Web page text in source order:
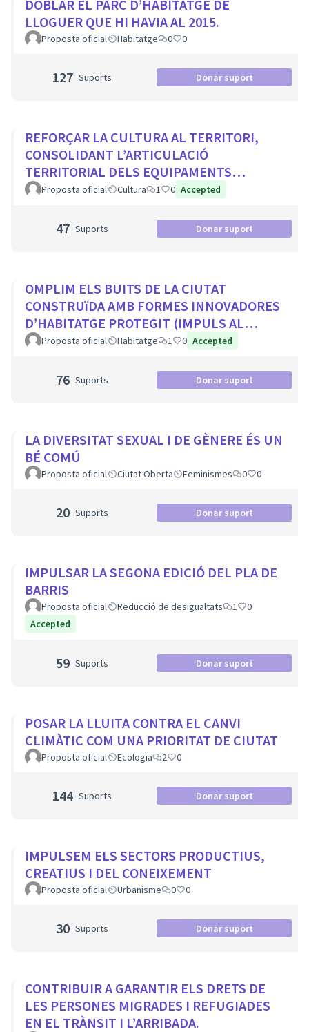
DOBLAR EL PARC D’HABITATGE DE
LLOGUER QUE HI HAVIA AL 2015.
Proposta oficial Habitatge 0 0
127 Suports Donar suport
REFORÇAR LA CULTURA AL TERRITORI,
CONSOLIDANT L’ARTICULACIÓ
TERRITORIAL DELS EQUIPAMENTS
CULTURALS I ELS PROJECTES
Proposta oficial Cultura 1 0 Accepted
47 Suports Donar suport
OMPLIM ELS BUITS DE LA CIUTAT
CONSTRUïDA AMB FORMES INNOVADORES
D’HABITATGE PROTEGIT (IMPULS AL
COHABITATGE, APROFITAR LOCALS BUITS
Proposta oficial Habitatge 1 0 Accepted
76 Suports Donar suport
LA DIVERSITAT SEXUAL I DE GÈNERE ÉS UN
BÉ COMÚ
Proposta oficial Ciutat Oberta Feminismes 0 0
20 Suports Donar suport
IMPULSAR LA SEGONA EDICIÓ DEL PLA DE
BARRIS
Proposta oficial Reducció de desigualtats 1
0
Accepted
59 Suports Donar suport
POSAR LA LLUITA CONTRA EL CANVI
CLIMÀTIC COM UNA PRIORITAT DE CIUTAT
Proposta oficial Ecologia 2 0
144 Suports Donar suport
IMPULSEM ELS SECTORS PRODUCTIUS,
CREATIUS I DEL CONEIXEMENT
Proposta oficial Urbanisme 0 0
30 Suports Donar suport
CONTRIBUIR A GARANTIR ELS DRETS DE
LES PERSONES MIGRADES I REFUGIADES
EN EL TRÀNSIT I L’ARRIBADA.